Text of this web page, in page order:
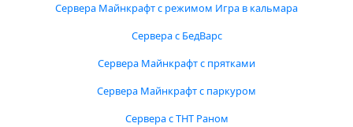
Сервера Майнкрафт с режимом Игра в кальмара
Сервера с БедВарс
Сервера Майнкрафт с прятками
Сервера Майнкрафт с паркуром
Сервера с ТНТ Раном